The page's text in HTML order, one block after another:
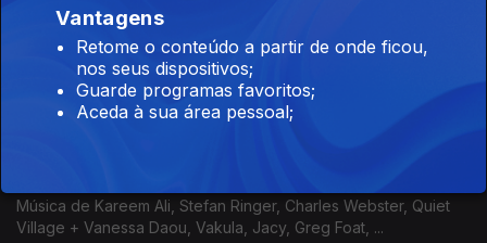
31 jan. 2026
Música de Dj Food (rmx wagon Christ), Massive Attack (remix
Mad Professor), Floating Points, Gaztween, Slow Riffs,
Musicentrydelete, Pender Street Steppers, Ramzi, Wino E,
Sarathy Korwar, ...
Música de Kareem Ali, Stefan Ringer, Charles Webster, Quiet
Village + Vanessa Daou, Vakula, Jacy, Greg Foat, ...
Vantagens
Retome o conteúdo a partir de onde ficou,
nos seus dispositivos;
Guarde programas favoritos;
Aceda à sua área pessoal;